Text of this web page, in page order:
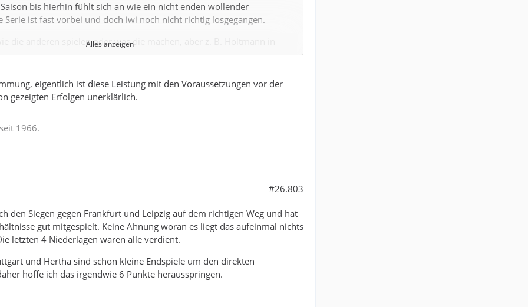
bis hierhin fühlt sich an wie ein nicht enden wollender
Serie ist fast vorbei und doch iwi noch nicht richtig losgegangen.
die anderen spielen oder was die machen, aber z. B. Holtmann in
einem Spiel x-mal mit Tempo zur Grundlinie und flankt. So einen Move
sieht man maximal Halbfeldflanken. Ich hasse Halbfeldflanken, die
mit "ich habe keine Idee".
gestern bei Köln gegen die Gelben. Ey, dafür musst du nicht der
kann.
nicht auf Flügelspiel steht. Aber mit Kombinieren durchs Zentrum
Alles anzeigen
eigentlich ist diese Leistung mit den Voraussetzungen vor der
gezeigten Erfolgen unerklärlich.
1966.
#26.803
den Siegen gegen Frankfurt und Leipzig auf dem richtigen Weg und hat
gut mitgespielt. Keine Ahnung woran es liegt das aufeinmal nichts
letzten 4 Niederlagen waren alle verdient.
und Hertha sind schon kleine Endspiele um den direkten
hoffe ich das irgendwie 6 Punkte herausspringen.